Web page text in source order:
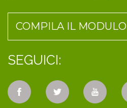
COMPILA IL MODULO
SEGUICI: